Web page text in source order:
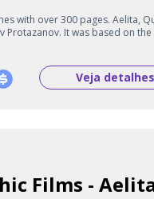
with over 300 pages. Aelita,
It was based on
Veja detalhes
Films -